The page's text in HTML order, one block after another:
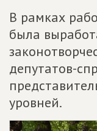
В рамках
была
депутатов-
уровней.